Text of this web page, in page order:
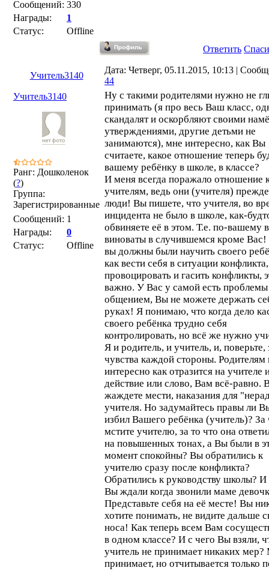
Сообщений: 330
Награды:
1
Статус:
Offline
Ответить
Учитель3140
Дата: Четверг, 05.11.2015, 10:13 |
44
Учитель3140
Ранг: Дошколенок
(?)
Группа:
Зарегистрированные
Сообщений: 1
Награды:
0
Статус:
Offline
Ну с такими родителями нужно не
принимать (я про весь Ваш класс,
скандалят и оскорбляют своими
утверждениями, другие детьми не
занимаются), мне интересно, как Вы
считаете, какое отношение теперь
вашему ребёнку в школе, в классе?
И меня всегда поражало отношение
учителям, ведь они (учителя)
люди! Вы пишете, что учителя, во
инцидента не было в школе, как-
обвиняете её в этом. Т.е. по-вашему
виноваты в случившемся кроме
вы должны были научить своего
как вести себя в ситуации
провоцировать и гасить конфликты,
важно. У Вас у самой есть проблемы
общением, Вы не можете держать
руках! Я понимаю, что когда дело
своего ребёнка трудно себя
контролировать, но всё же нужно
Я и родитель, и учитель, и,
чувства каждой стороны. Родителям
интересно как отразится на учителе
действие или слово, Вам всё-равно.
жаждете мести, наказания для
учителя. Но задумайтесь правы ли
избил Вашего ребёнка (учитель)?
мстите учителю, за то что она
на повышенных тонах, а Вы были в
момент спокойны? Вы обратились к
учителю сразу после конфликта?
Обратились к руководству школы? И
Вы ждали когда звонили маме
Представьте себя на её месте! Вы
хотите понимать, не видите дальше
носа! Как теперь всем Вам
в одном классе? И с чего Вы взяли,
учитель не принимает никаких
принимает, но отчитывается только